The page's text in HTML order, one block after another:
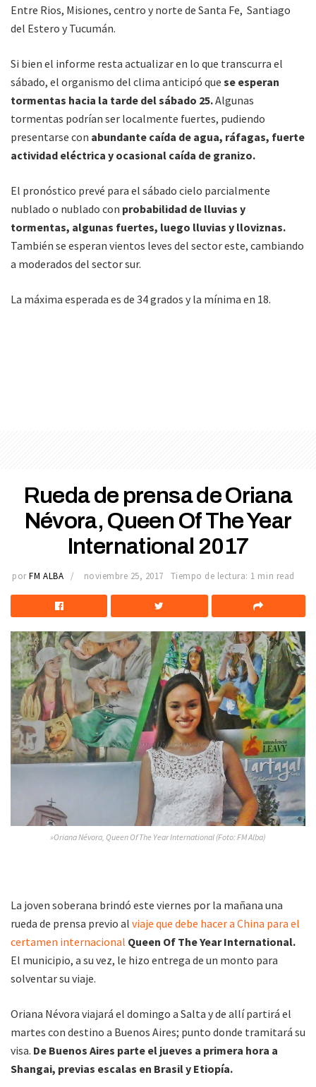
Entre Rios, Misiones, centro y norte de Santa Fe, Santiago
del Estero y Tucumán.
Si bien el informe resta actualizar en lo que transcurra el
sábado, el organismo del clima anticipó que se esperan
tormentas hacia la tarde del sábado 25.Algunas
tormentas podrían ser localmente fuertes, pudiendo
presentarse con abundante caída de agua, ráfagas, fuerte
actividad eléctrica y ocasional caída de granizo.
El pronóstico prevé para el sábado cielo parcialmente
nublado o nublado con probabilidad de lluvias y
tormentas, algunas fuertes, luego lluvias y lloviznas.
También se esperan vientos leves del sector este, cambiando
a moderados del sector sur.
La máxima esperada es de 34 grados y la mínima en 18.
Rueda de prensa de Oriana
Névora, Queen Of The Year
International 2017
por FM ALBA noviembre 25, 2017 Tiempo de lectura: 1 min read
»Oriana Névora, Queen Of The Year International (Foto: FM Alba)
La joven soberana brindó este viernes por la mañana una
rueda de prensa previo al viaje que debe hacer a China para el
certamen internacional Queen Of The Year International.
El municipio, a su vez, le hizo entrega de un monto para
solventar su viaje.
Oriana Névora viajará el domingo a Salta y de allí partirá el
martes con destino a Buenos Aires; punto donde tramitará su
visa. De Buenos Aires parte el jueves a primera hora a
Shangai, previas escalas en Brasil y Etiopía.